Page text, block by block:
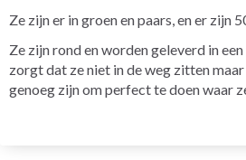
Ze zijn er in groen en paars, en er zijn
Ze zijn rond en worden geleverd in
zorgt dat ze niet in de weg zitten
genoeg zijn om perfect te doen waar